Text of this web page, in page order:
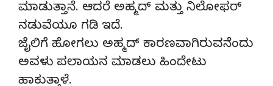
ಮಾಡುತ್ತಾನೆ. ಆದರೆ‌ ಅಹ್ಮದ್ ಮತ್ತು ನಿಲೋಫರ್
ನಡುವೆಯೂ ಗಡಿ ಇದೆ.
ಜೈಲಿಗೆ ಹೋಗಲು ಅಹ್ಮದ್ ಕಾರಣವಾಗಿರುವನೆಂದು
ಅವಳು ಪಲಾಯನ ಮಾಡಲು ಹಿಂದೇಟು
ಹಾಕುತ್ತಾಳೆ.